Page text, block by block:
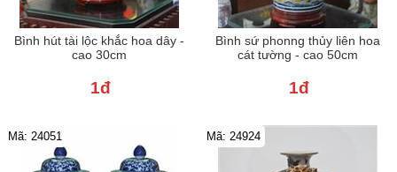
Bình hút tài lộc khắc hoa dây -
cao 30cm
1đ
Bình sứ phonng thủy liên hoa
cát tường - cao 50cm
1đ
Mã: 24051 Mã: 24924